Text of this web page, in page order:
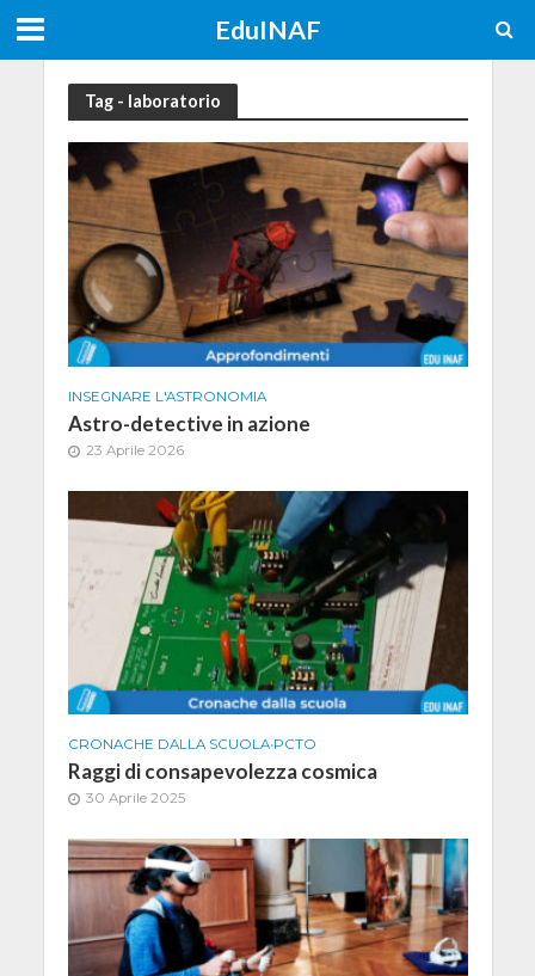
EduINAF
Tag - laboratorio
INSEGNARE L'ASTRONOMIA
Astro-detective in azione
23 Aprile 2026
CRONACHE DALLA SCUOLA•PCTO
Raggi di consapevolezza cosmica
30 Aprile 2025